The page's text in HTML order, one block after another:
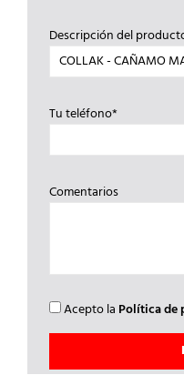
Descripción del
Tu teléfono*
Comentarios
Acepto la Política de